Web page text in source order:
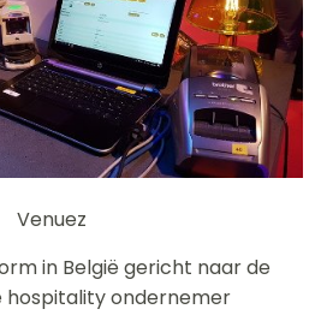
Venuez
in België gericht naar de
hospitality ondernemer